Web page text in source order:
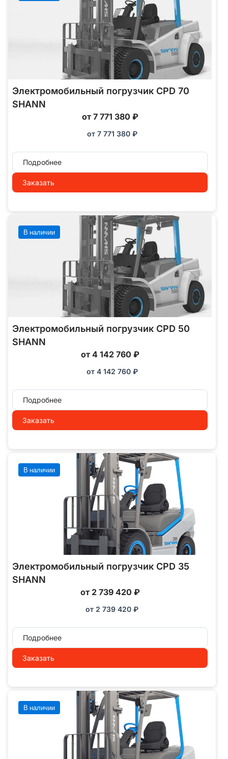
Электромобильный погрузчик CPD 70
SHANN
от 7 771 380 ₽
от 7 771 380 ₽
Подробнее
Заказать
В наличии
Электромобильный погрузчик CPD 50
SHANN
от 4 142 760 ₽
от 4 142 760 ₽
Подробнее
Заказать
В наличии
Электромобильный погрузчик CPD 35
SHANN
от 2 739 420 ₽
от 2 739 420 ₽
Подробнее
Заказать
В наличии